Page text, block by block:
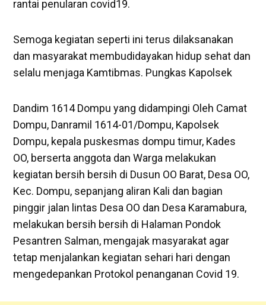
rantai penularan covid19.
Semoga kegiatan seperti ini terus dilaksanakan
dan masyarakat membudidayakan hidup sehat dan
selalu menjaga Kamtibmas. Pungkas Kapolsek
Dandim 1614 Dompu yang didampingi Oleh Camat
Dompu, Danramil 1614-01/Dompu, Kapolsek
Dompu, kepala puskesmas dompu timur, Kades
OO, berserta anggota dan Warga melakukan
kegiatan bersih bersih di Dusun OO Barat, Desa OO,
Kec. Dompu, sepanjang aliran Kali dan bagian
pinggir jalan lintas Desa OO dan Desa Karamabura,
melakukan bersih bersih di Halaman Pondok
Pesantren Salman, mengajak masyarakat agar
tetap menjalankan kegiatan sehari hari dengan
mengedepankan Protokol penanganan Covid 19.